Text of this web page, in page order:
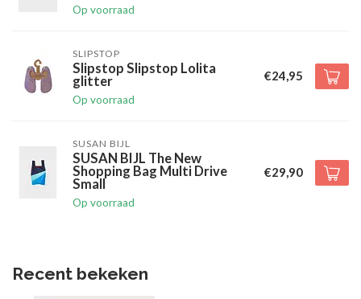
Op voorraad
SLIPSTOP
Slipstop Slipstop Lolita
glitter
Op voorraad
€24,95
SUSAN BIJL
SUSAN BIJL The New
Shopping Bag Multi Drive
Small
Op voorraad
€29,90
Recent bekeken